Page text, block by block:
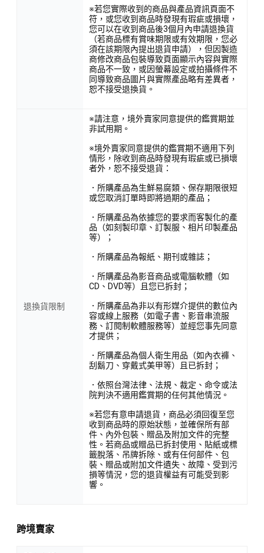
※若您實際收到的商品與產品資訊頁面不
符，或您收到商品時發現有瑕疵或損壞，
您可以在收到商品後3個月內申請退換貨
（若商品標有賞味期限或有效期限，您必
須在該期限內提出退貨申請），但因製造
商修改商品包裝導致頁面顯示內容與實際
商品不一致，或因螢幕設定或拍攝條件不
同導致商品圖片與實際產品略有差異者，
恕不接受退換貨。
退換貨限制
※請注意，境外賣家同意提供的鑑賞期並
非試用期。
※境外賣家同意提供的鑑賞期不適用下列
情形，除收到商品時發現有瑕疵或已損壞
者外，恕不接受退貨：
．所購產品為生鮮易腐類、保存期限很短
或您取消訂單時即將過期的產品；
．所購產品為依據您的要求而客製化的產
品（如刻製印章、訂製服、相片印製產品
等）；
．所購產品為報紙、期刊或雜誌；
．所購產品為影音商品或電腦軟體（如
CD、DVD等）且您已拆封；
．所購產品為非以有形媒介提供的數位內
容或線上服務（如電子書、影音串流服
務、訂閱制軟體服務等）並經您事先同意
才提供；
．所購產品為個人衛生用品（如內衣褲、
刮鬍刀、穿戴式美甲等）且已拆封；
．依照台灣法律、法規、裁定、命令或法
院判決不適用鑑賞期的任何其他情況。
※若您有意申請退貨，商品必須回復至您
收到商品時的原始狀態，並確保所有部
件、內外包裝、贈品及附加文件的完整
性。若商品或贈品已拆封使用、貼紙或標
籤脫落、吊牌拆除、或有任何部件、包
裝、贈品或附加文件遺失、故障、受到污
損等情況，您的退貨權益有可能受到影
響。
跨境賣家